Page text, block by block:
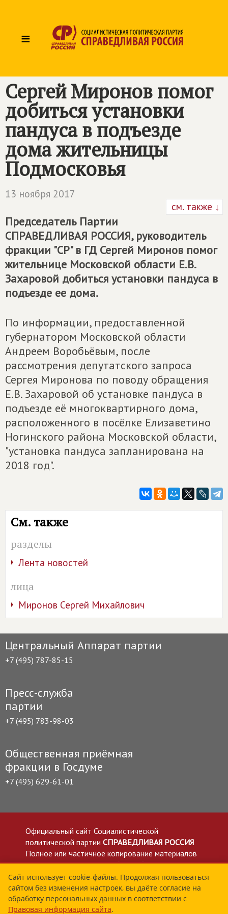
≡
Сергей Миронов помог
добиться установки
пандуса в подъезде
дома жительницы
Подмосковья
13 ноября 2017
см. также ↓
Председатель Партии
СПРАВЕДЛИВАЯ РОССИЯ, руководитель
фракции "СР" в ГД Сергей Миронов помог
жительнице Московской области Е.В.
Захаровой добиться установки пандуса в
подъезде ее дома.
По информации, предоставленной
губернатором Московской области
Андреем Воробьёвым, после
рассмотрения депутатского запроса
Сергея Миронова по поводу обращения
Е.В. Захаровой об установке пандуса в
подъезде её многоквартирного дома,
расположенного в посёлке Елизаветино
Ногинского района Московской области,
"установка пандуса запланирована на
2018 год".
См. также
разделы
Лента новостей
лица
Миронов Сергей Михайлович
Центральный Аппарат партии
+7 (495) 787-85-15
Пресс-служба
партии
+7 (495) 783-98-03
Общественная приёмная
фракции в Госдуме
+7 (495) 629-61-01
Официальный сайт Социалистической
политической партии СПРАВЕДЛИВАЯ РОССИЯ
Полное или частичное копирование материалов
приветствуется со ссылкой на сайт spravedlivo.ru
Политика в отношении обработки персональных
данных
Все материалы сайта spravedlivo.ru доступны по
лицензии Creative Commons Attribution 4.0 International
Сайт использует cookie-файлы. Продолжая пользоваться
сайтом без изменения настроек, вы даёте согласие на
обработку персональных данных в соответствии с
Правовая информация сайта.